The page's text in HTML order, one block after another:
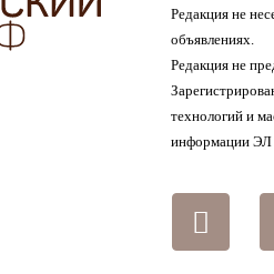
Редакция не
объявлениях.
Редакция не
технологий и
информации